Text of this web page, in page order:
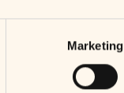
Marketing